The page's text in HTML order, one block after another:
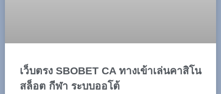
เว็บตรง SBOBET CA ทางเข้าเล่นคาสิโน
สล็อต กีฬา ระบบออโต้